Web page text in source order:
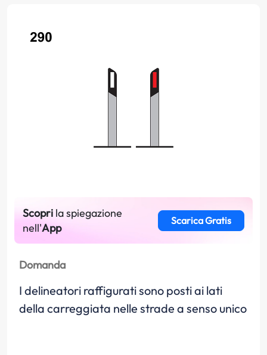
Scopri la spiegazione
nell'App
Scarica Gratis
Domanda
I delineatori raffigurati sono posti ai lati
della carreggiata nelle strade a senso unico